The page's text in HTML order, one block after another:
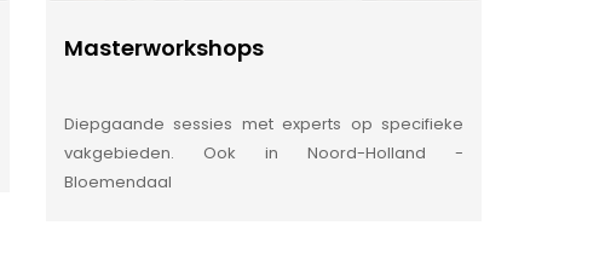
Masterworkshops
Diepgaande sessies met experts op specifieke
vakgebieden. Ook in Noord-Holland -
Bloemendaal